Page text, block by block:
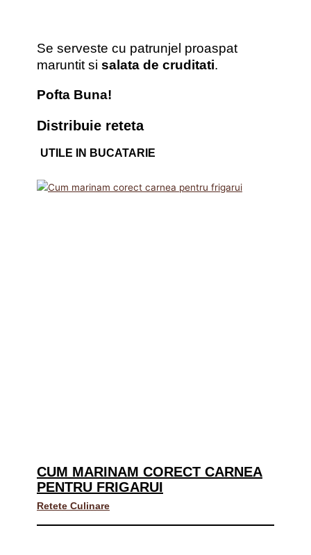
Se serveste cu patrunjel proaspat
maruntit si salata de cruditati.
Pofta Buna!
Distribuie reteta
UTILE IN BUCATARIE
CUM MARINAM CORECT CARNEA
PENTRU FRIGARUI
Retete Culinare